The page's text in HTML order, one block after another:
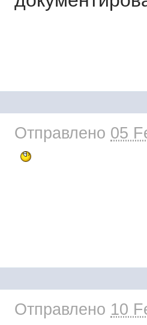
Отправлено 05
Отправлено 10